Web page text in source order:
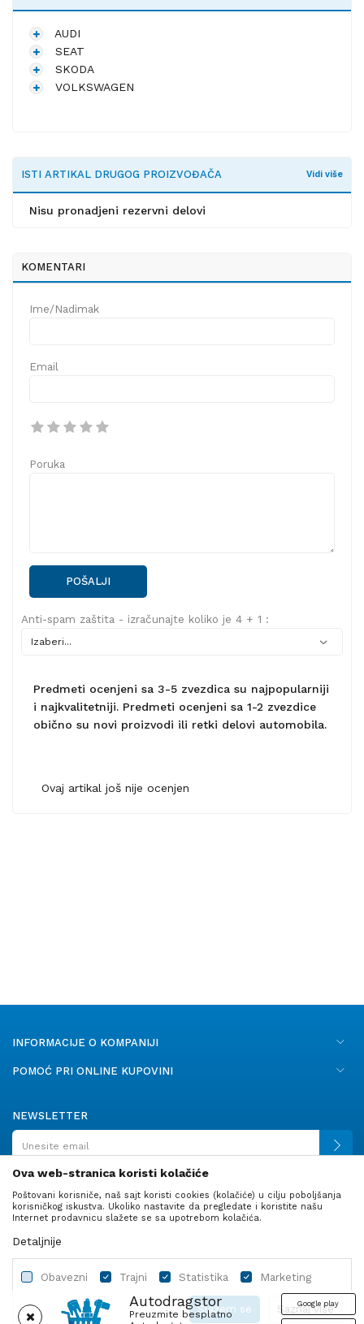
Autodragstor
Preuzmite besplatno
Google play
AUDI
SEAT
SKODA
VOLKSWAGEN
ISTI ARTIKAL DRUGOG PROIZVOĐAČA Vidi više
Nisu pronadjeni rezervni delovi
KOMENTARI
Ime/Nadimak
Email
Poruka
POŠALJI
Anti-spam zaštita - izračunajte koliko je 4 + 1 :
Predmeti ocenjeni sa 3-5 zvezdica su najpopularniji
i najkvalitetniji. Predmeti ocenjeni sa 1-2 zvezdice
obično su novi proizvodi ili retki delovi automobila.
Ovaj artikal još nije ocenjen
INFORMACIJE O KOMPANIJI
POMOĆ PRI ONLINE KUPOVINI
NEWSLETTER
PRATITE NAS
Ova web-stranica koristi kolačiće
Poštovani korisniče, naš sajt koristi cookies (kolačiće) u cilju poboljšanja
korisničkog iskustva. Ukoliko nastavite da pregledate i koristite našu
Internet prodavnicu slažete se sa upotrebom kolačića.
Detaljnije
Obavezni Trajni Statistika Marketing
Saznaj više
Slažem se